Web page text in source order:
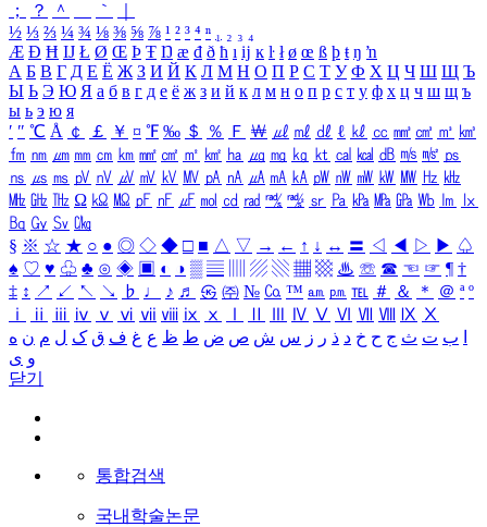
；
？ ＾ ｀
½ ⅓ ⅔ ¼ ¾ ⅛ ⅜ ⅝ ⅞ ¹ ² ³ ⁴ ⁿ ₁ ₂ ₃ ₄
Æ Ð Ħ Ĳ Ł Ø Œ Þ Ŧ Ŋ æ đ ð ħ ı ĳ ĸ ŀ ł ø œ ß þ ŧ ŋ ŉ
А Б В Г Д Е Ё Ж З И Й К Л М Н О П Р С Т У Ф Х Ц Ч Ш Щ Ъ
Ы Ь Э Ю Я а б в г д е ё ж з и й к л м н о п р с т у ф х ц ч ш щ ъ
ы ь э ю я
′ ″ ℃ Å ￠ ￡ ￥ ¤ ℉ ‰ ＄ ％ Ｆ ￦ ㎕ ㎖ ㎗ ℓ ㎘ ㏄ ㎣ ㎤ ㎥ ㎦
㎙ ㎚ ㎛ ㎜ ㎝ ㎞ ㎟ ㎠ ㎡ ㎢ ㏊ ㎍ ㎎ ㎏ ㏏ ㎈ ㎉ ㏈ ㎧ ㎨ ㎰
㎱ ㎲ ㎳ ㎴ ㎵ ㎶ ㎷ ㎸ ㎹ ㎀ ㎁ ㎂ ㎃ ㎄ ㎺ ㎻ ㎽ ㎾ ㎿ ㎐ ㎑
㎒ ㎓ ㎔ Ω ㏀ ㏁ ㎊ ㎋ ㎌ ㏖ ㏅ ㎭ ㎮ ㎯ ㏛ ㎩ ㎪ ㎫ ㎬ ㏝ ㏐
㏓
㏃ ㏉ ㏜ ㏆
§ ※ ☆ ★ ○ ● ◎ ◇ ◆ □ ■ △ ▽ → ← ↑ ↓ ↔ 〓 ◁ ◀ ▷ ▶ ♤
♠ ♡ ♥ ♧ ♣ ⊙ ◈ ▣ ◐ ◑ ▒ ▤ ▨ ▧ ▦ ▩ ♨ ☏ ☎ ☜ ☞ ¶ †
‡ ↕ ↗ ↙ ↖ ↘ ♭ ♩ ♪ ♬ ㉿ ㈜ № ㏇ ™ ㏂ ㏘ ℡ ＃ ＆ ＊ ＠ ª º
ⅰ
ⅱ ⅲ ⅳ ⅴ ⅵ ⅶ ⅷ ⅸ ⅹ Ⅳ Ⅴ Ⅵ Ⅶ Ⅷ Ⅸ Ⅹ
ب ت ث ج ح خ د ذ ر ز س ش ص ض ط ظ ع غ ف ق ک ل م ن ه
و ی
닫기
통합검색
국내학술논문